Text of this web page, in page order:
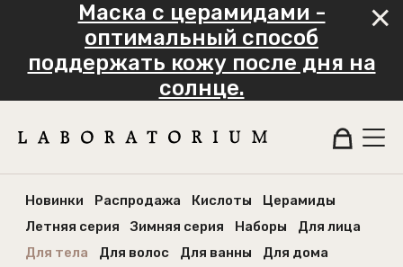
Маска с церамидами -
оптимальный способ
поддержать кожу после дня на
солнце.
Новинки Распродажа Кислоты
Церамиды
Летняя серия
Зимняя серия Наборы
Для лица
Для тела
Для волос Для ванны
Для дома